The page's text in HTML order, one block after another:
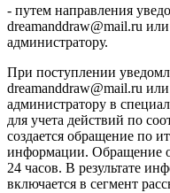
- путем направления
dreamanddraw@mail.ru
администратору.
При поступлении
dreamanddraw@mail.ru
администратору в
для учета действий по
создается обращение по
информации. Обращение
24 часов. В результате
включается в сегмент